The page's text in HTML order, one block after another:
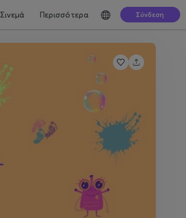
Σινεμά Περισσότερα Σύνδεση